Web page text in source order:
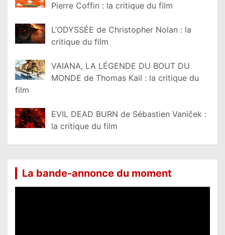
Pierre Coffin : la critique du film
L’ODYSSÉE de Christopher Nolan : la
critique du film
VAIANA, LA LÉGENDE DU BOUT DU
MONDE de Thomas Kail : la critique du
film
EVIL DEAD BURN de Sébastien Vaniček :
la critique du film
La bande-annonce du moment